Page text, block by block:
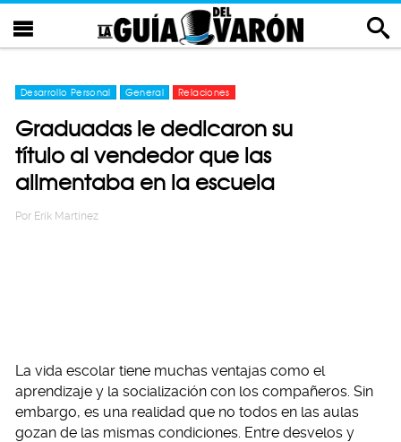
Desarrollo Personal General Relaciones
Graduadas le dedicaron su
título al vendedor que las
alimentaba en la escuela
Por Erik Martinez
La vida escolar tiene muchas ventajas como el
aprendizaje y la socialización con los compañeros. Sin
embargo, es una realidad que no todos en las aulas
gozan de las mismas condiciones. Entre desvelos y